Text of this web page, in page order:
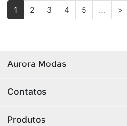
1 2 3 4 5 … >
Aurora Modas
Contatos
Produtos